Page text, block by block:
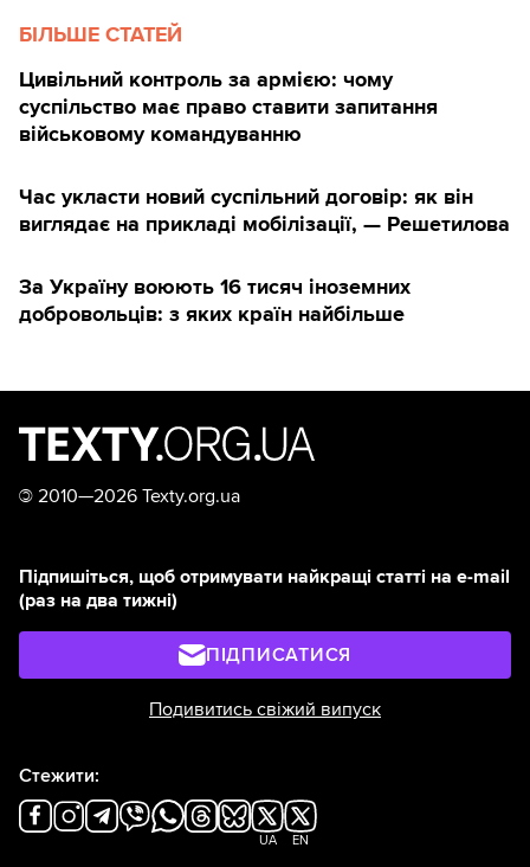
БІЛЬШЕ СТАТЕЙ
Цивільний контроль за армією: чому
суспільство має право ставити запитання
військовому командуванню
Час укласти новий суспільний договір: як він
виглядає на прикладі мобілізації, — Решетилова
За Україну воюють 16 тисяч іноземних
добровольців: з яких країн найбільше
© 2010—2026 Texty.org.ua
Підпишіться, щоб отримувати найкращі статті на e-mail
(раз на два тижні)
ПІДПИСАТИСЯ
Подивитись свіжий випуск
Стежити:
UA EN